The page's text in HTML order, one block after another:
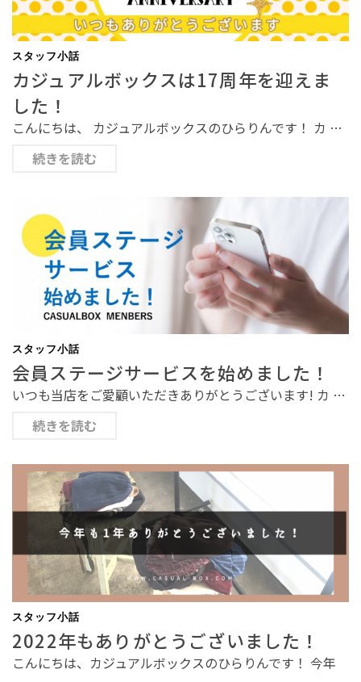
スタッフ小話
カジュアルボックスは17周年を迎えま
した！
こんにちは、 カジュアルボックスのひらりんです！ カ …
続きを読む
スタッフ小話
会員ステージサービスを始めました！
いつも当店をご愛顧いただきありがとうございます! カ …
続きを読む
スタッフ小話
2022年もありがとうございました！
こんにちは、カジュアルボックスのひらりんです！ 今年